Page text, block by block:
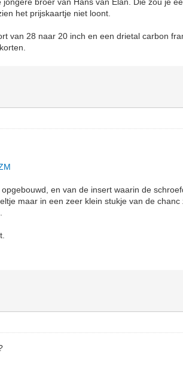
het prijskaartje niet loont.
van 28 naar 20 inch en een drietal carbon
en van de insert waarin de
maar in een zeer klein stukje van de